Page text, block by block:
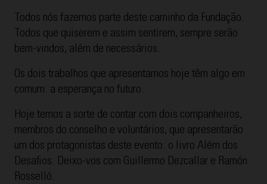
Todos nós fazemos parte deste caminho da Fundação.
Todos que quiserem e assim sentirem, sempre serão
bem-vindos, além de necessários.
Os dois trabalhos que apresentamos hoje têm algo em
comum: a esperança no futuro.
Hoje temos a sorte de contar com dois companheiros,
membros do conselho e voluntários, que apresentarão
um dos protagonistas deste evento: o livro Além dos
Desafios. Deixo-vos com Guillermo Dezcallar e Ramón
Rosselló.